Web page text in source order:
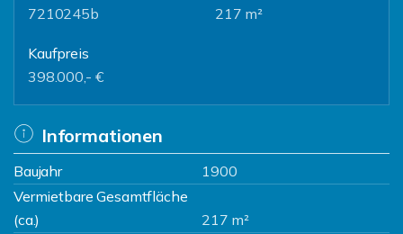
7210245b
217 m²
Kaufpreis
398.000,- €
Informationen
Baujahr
1900
Vermietbare Gesamtfläche
(ca.)
217 m²